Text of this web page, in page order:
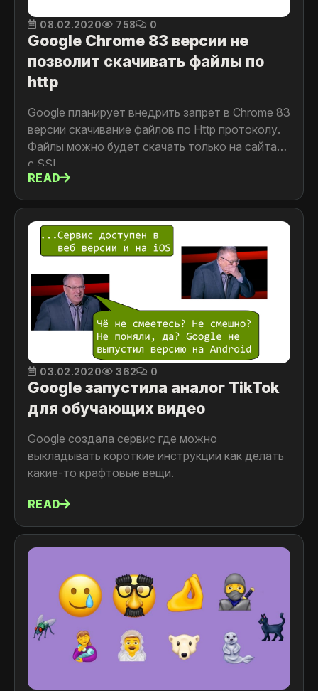
08.02.2020 758 0
Google Chrome 83 версии не
позволит скачивать файлы по
http
Google планирует внедрить запрет в Chrome 83
версии скачивание файлов по Http протоколу.
Файлы можно будет скачать только на сайтах
с SSL.
READ
03.02.2020 362 0
Google запустила аналог TikTok
для обучающих видео
Google создала сервис где можно
выкладывать короткие инструкции как делать
какие-то крафтовые вещи.
READ